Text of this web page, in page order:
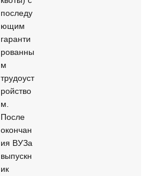
последу
ющим
гаранти
рованны
м
трудоуст
ройство
м.
После
окончан
ия ВУЗа
выпускн
ик